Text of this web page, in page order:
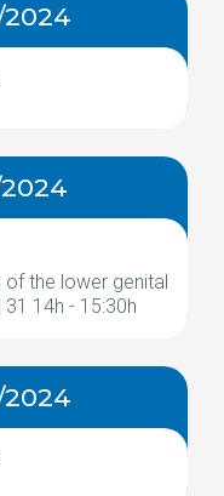
2024
of the lower genital
14h - 15:30h
2024